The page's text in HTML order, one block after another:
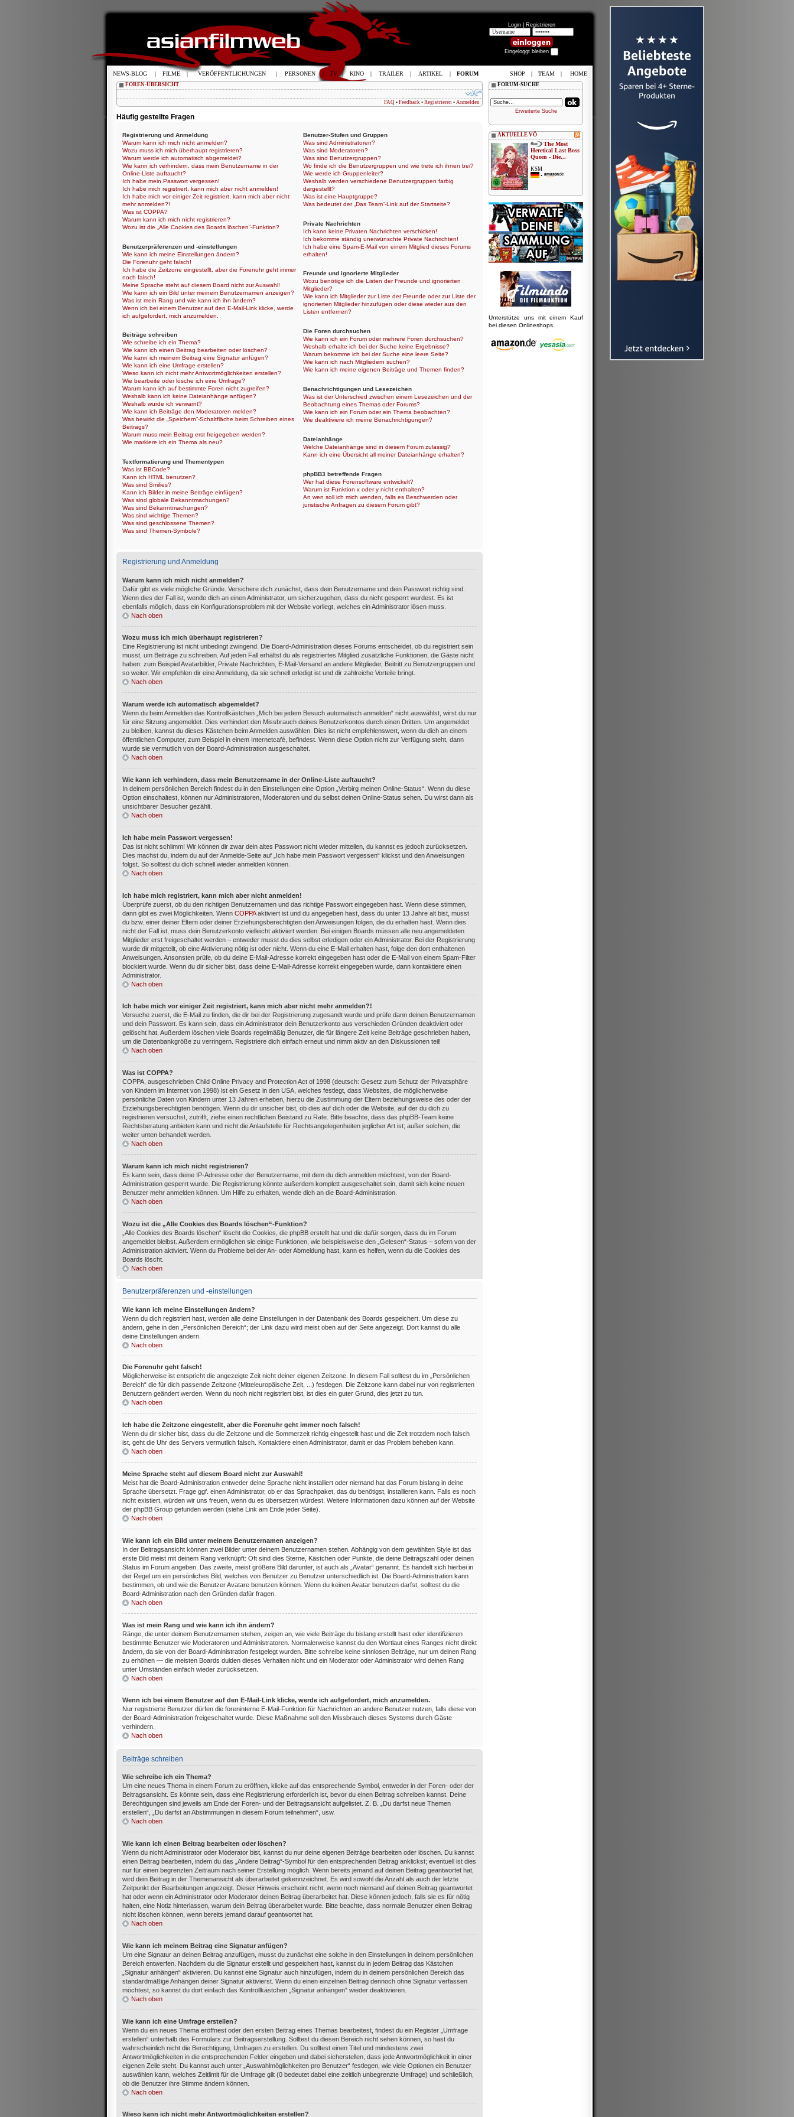
Login | Registrieren
Eingeloggt bleiben
FOREN-ÜBERSICHT
FAQ • Feedback • Registrieren • Anmelden
Häufig gestellte Fragen
Registrierung und Anmeldung
Warum kann ich mich nicht anmelden?
Wozu muss ich mich überhaupt registrieren?
Warum werde ich automatisch abgemeldet?
Wie kann ich verhindern, dass mein Benutzername in der
Online-Liste auftaucht?
Ich habe mein Passwort vergessen!
Ich habe mich registriert, kann mich aber nicht anmelden!
Ich habe mich vor einiger Zeit registriert, kann mich aber nicht
mehr anmelden?!
Was ist COPPA?
Warum kann ich mich nicht registrieren?
Wozu ist die „Alle Cookies des Boards löschen“-Funktion?
Benutzerpräferenzen und -einstellungen
Wie kann ich meine Einstellungen ändern?
Die Forenuhr geht falsch!
Ich habe die Zeitzone eingestellt, aber die Forenuhr geht immer
noch falsch!
Meine Sprache steht auf diesem Board nicht zur Auswahl!
Wie kann ich ein Bild unter meinem Benutzernamen anzeigen?
Was ist mein Rang und wie kann ich ihn ändern?
Wenn ich bei einem Benutzer auf den E-Mail-Link klicke, werde
ich aufgefordert, mich anzumelden.
Beiträge schreiben
Wie schreibe ich ein Thema?
Wie kann ich einen Beitrag bearbeiten oder löschen?
Wie kann ich meinem Beitrag eine Signatur anfügen?
Wie kann ich eine Umfrage erstellen?
Wieso kann ich nicht mehr Antwortmöglichkeiten erstellen?
Wie bearbeite oder lösche ich eine Umfrage?
Warum kann ich auf bestimmte Foren nicht zugreifen?
Weshalb kann ich keine Dateianhänge anfügen?
Weshalb wurde ich verwarnt?
Wie kann ich Beiträge den Moderatoren melden?
Was bewirkt die „Speichern“-Schaltfläche beim Schreiben eines
Beitrags?
Warum muss mein Beitrag erst freigegeben werden?
Wie markiere ich ein Thema als neu?
Textformatierung und Thementypen
Was ist BBCode?
Kann ich HTML benutzen?
Was sind Smilies?
Kann ich Bilder in meine Beiträge einfügen?
Was sind globale Bekanntmachungen?
Was sind Bekanntmachungen?
Was sind wichtige Themen?
Was sind geschlossene Themen?
Was sind Themen-Symbole?
Benutzer-Stufen und Gruppen
Was sind Administratoren?
Was sind Moderatoren?
Was sind Benutzergruppen?
Wo finde ich die Benutzergruppen und wie trete ich ihnen bei?
Wie werde ich Gruppenleiter?
Weshalb werden verschiedene Benutzergruppen farbig
dargestellt?
Was ist eine Hauptgruppe?
Was bedeutet der „Das Team“-Link auf der Startseite?
Private Nachrichten
Ich kann keine Privaten Nachrichten verschicken!
Ich bekomme ständig unerwünschte Private Nachrichten!
Ich habe eine Spam-E-Mail von einem Mitglied dieses Forums
erhalten!
Freunde und ignorierte Mitglieder
Wozu benötige ich die Listen der Freunde und ignorierten
Mitglieder?
Wie kann ich Mitglieder zur Liste der Freunde oder zur Liste der
ignorierten Mitglieder hinzufügen oder diese wieder aus den
Listen entfernen?
Die Foren durchsuchen
Wie kann ich ein Forum oder mehrere Foren durchsuchen?
Weshalb erhalte ich bei der Suche keine Ergebnisse?
Warum bekomme ich bei der Suche eine leere Seite?
Wie kann ich nach Mitgliedern suchen?
Wie kann ich meine eigenen Beiträge und Themen finden?
Benachrichtigungen und Lesezeichen
Was ist der Unterschied zwischen einem Lesezeichen und der
Beobachtung eines Themas oder Forums?
Wie kann ich ein Forum oder ein Thema beobachten?
Wie deaktiviere ich meine Benachrichtigungen?
Dateianhänge
Welche Dateianhänge sind in diesem Forum zulässig?
Kann ich eine Übersicht all meiner Dateianhänge erhalten?
phpBB3 betreffende Fragen
Wer hat diese Forensoftware entwickelt?
Warum ist Funktion x oder y nicht enthalten?
An wen soll ich mich wenden, falls es Beschwerden oder
juristische Anfragen zu diesem Forum gibt?
Registrierung und Anmeldung
Warum kann ich mich nicht anmelden?
Dafür gibt es viele mögliche Gründe. Versichere dich zunächst, dass dein Benutzername und dein Passwort richtig sind.
Wenn dies der Fall ist, wende dich an einen Administrator, um sicherzugehen, dass du nicht gesperrt wurdest. Es ist
ebenfalls möglich, dass ein Konfigurationsproblem mit der Website vorliegt, welches ein Administrator lösen muss.
Nach oben
Wozu muss ich mich überhaupt registrieren?
Eine Registrierung ist nicht unbedingt zwingend. Die Board-Administration dieses Forums entscheidet, ob du registriert sein
musst, um Beiträge zu schreiben. Auf jeden Fall erhältst du als registriertes Mitglied zusätzliche Funktionen, die Gäste nicht
haben: zum Beispiel Avatarbilder, Private Nachrichten, E-Mail-Versand an andere Mitglieder, Beitritt zu Benutzergruppen und
so weiter. Wir empfehlen dir eine Anmeldung, da sie schnell erledigt ist und dir zahlreiche Vorteile bringt.
Nach oben
Warum werde ich automatisch abgemeldet?
Wenn du beim Anmelden das Kontrollkästchen „Mich bei jedem Besuch automatisch anmelden“ nicht auswählst, wirst du nur
für eine Sitzung angemeldet. Dies verhindert den Missbrauch deines Benutzerkontos durch einen Dritten. Um angemeldet
zu bleiben, kannst du dieses Kästchen beim Anmelden auswählen. Dies ist nicht empfehlenswert, wenn du dich an einem
öffentlichen Computer, zum Beispiel in einem Internetcafé, befindest. Wenn diese Option nicht zur Verfügung steht, dann
wurde sie vermutlich von der Board-Administration ausgeschaltet.
Nach oben
Wie kann ich verhindern, dass mein Benutzername in der Online-Liste auftaucht?
In deinem persönlichen Bereich findest du in den Einstellungen eine Option „Verbirg meinen Online-Status“. Wenn du diese
Option einschaltest, können nur Administratoren, Moderatoren und du selbst deinen Online-Status sehen. Du wirst dann als
unsichtbarer Besucher gezählt.
Nach oben
Ich habe mein Passwort vergessen!
Das ist nicht schlimm! Wir können dir zwar dein altes Passwort nicht wieder mitteilen, du kannst es jedoch zurücksetzen.
Dies machst du, indem du auf der Anmelde-Seite auf „Ich habe mein Passwort vergessen“ klickst und den Anweisungen
folgst. So solltest du dich schnell wieder anmelden können.
Nach oben
Ich habe mich registriert, kann mich aber nicht anmelden!
Überprüfe zuerst, ob du den richtigen Benutzernamen und das richtige Passwort eingegeben hast. Wenn diese stimmen,
dann gibt es zwei Möglichkeiten. Wenn COPPAaktiviert ist und du angegeben hast, dass du unter 13 Jahre alt bist, musst
du bzw. einer deiner Eltern oder deiner Erziehungsberechtigten den Anweisungen folgen, die du erhalten hast. Wenn dies
nicht der Fall ist, muss dein Benutzerkonto vielleicht aktiviert werden. Bei einigen Boards müssen alle neu angemeldeten
Mitglieder erst freigeschaltet werden – entweder musst du dies selbst erledigen oder ein Administrator. Bei der Registrierung
wurde dir mitgeteilt, ob eine Aktivierung nötig ist oder nicht. Wenn du eine E-Mail erhalten hast, folge den dort enthaltenen
Anweisungen. Ansonsten prüfe, ob du deine E-Mail-Adresse korrekt eingegeben hast oder die E-Mail von einem Spam-Filter
blockiert wurde. Wenn du dir sicher bist, dass deine E-Mail-Adresse korrekt eingegeben wurde, dann kontaktiere einen
Administrator.
Nach oben
Ich habe mich vor einiger Zeit registriert, kann mich aber nicht mehr anmelden?!
Versuche zuerst, die E-Mail zu finden, die dir bei der Registrierung zugesandt wurde und prüfe dann deinen Benutzernamen
und dein Passwort. Es kann sein, dass ein Administrator dein Benutzerkonto aus verschieden Gründen deaktiviert oder
gelöscht hat. Außerdem löschen viele Boards regelmäßig Benutzer, die für längere Zeit keine Beiträge geschrieben haben,
um die Datenbankgröße zu verringern. Registriere dich einfach erneut und nimm aktiv an den Diskussionen teil!
Nach oben
Was ist COPPA?
COPPA, ausgeschrieben Child Online Privacy and Protection Act of 1998 (deutsch: Gesetz zum Schutz der Privatsphäre
von Kindern im Internet von 1998) ist ein Gesetz in den USA, welches festlegt, dass Websites, die möglicherweise
persönliche Daten von Kindern unter 13 Jahren erheben, hierzu die Zustimmung der Eltern beziehungsweise des oder der
Erziehungsberechtigten benötigen. Wenn du dir unsicher bist, ob dies auf dich oder die Website, auf der du dich zu
registrieren versuchst, zutrifft, ziehe einen rechtlichen Beistand zu Rate. Bitte beachte, dass das phpBB-Team keine
Rechtsberatung anbieten kann und nicht die Anlaufstelle für Rechtsangelegenheiten jeglicher Art ist; außer solchen, die
weiter unten behandelt werden.
Nach oben
Warum kann ich mich nicht registrieren?
Es kann sein, dass deine IP-Adresse oder der Benutzername, mit dem du dich anmelden möchtest, von der Board-
Administration gesperrt wurde. Die Registrierung könnte außerdem komplett ausgeschaltet sein, damit sich keine neuen
Benutzer mehr anmelden können. Um Hilfe zu erhalten, wende dich an die Board-Administration.
Nach oben
Wozu ist die „Alle Cookies des Boards löschen“-Funktion?
„Alle Cookies des Boards löschen“ löscht die Cookies, die phpBB erstellt hat und die dafür sorgen, dass du im Forum
angemeldet bleibst. Außerdem ermöglichen sie einige Funktionen, wie beispielsweise den „Gelesen“-Status – sofern von der
Administration aktiviert. Wenn du Probleme bei der An- oder Abmeldung hast, kann es helfen, wenn du die Cookies des
Boards löscht.
Nach oben
Benutzerpräferenzen und -einstellungen
Wie kann ich meine Einstellungen ändern?
Wenn du dich registriert hast, werden alle deine Einstellungen in der Datenbank des Boards gespeichert. Um diese zu
ändern, gehe in den „Persönlichen Bereich“; der Link dazu wird meist oben auf der Seite angezeigt. Dort kannst du alle
deine Einstellungen ändern.
Nach oben
Die Forenuhr geht falsch!
Möglicherweise ist entspricht die angezeigte Zeit nicht deiner eigenen Zeitzone. In diesem Fall solltest du im „Persönlichen
Bereich“ die für dich passende Zeitzone (Mitteleuropäische Zeit, ...) festlegen. Die Zeitzone kann dabei nur von registrierten
Benutzern geändert werden. Wenn du noch nicht registriert bist, ist dies ein guter Grund, dies jetzt zu tun.
Nach oben
Ich habe die Zeitzone eingestellt, aber die Forenuhr geht immer noch falsch!
Wenn du dir sicher bist, dass du die Zeitzone und die Sommerzeit richtig eingestellt hast und die Zeit trotzdem noch falsch
ist, geht die Uhr des Servers vermutlich falsch. Kontaktiere einen Administrator, damit er das Problem beheben kann.
Nach oben
Meine Sprache steht auf diesem Board nicht zur Auswahl!
Meist hat die Board-Administration entweder deine Sprache nicht installiert oder niemand hat das Forum bislang in deine
Sprache übersetzt. Frage ggf. einen Administrator, ob er das Sprachpaket, das du benötigst, installieren kann. Falls es noch
nicht existiert, würden wir uns freuen, wenn du es übersetzen würdest. Weitere Informationen dazu können auf der Website
der phpBB Group gefunden werden (siehe Link am Ende jeder Seite).
Nach oben
Wie kann ich ein Bild unter meinem Benutzernamen anzeigen?
In der Beitragsansicht können zwei Bilder unter deinem Benutzernamen stehen. Abhängig von dem gewählten Style ist das
erste Bild meist mit deinem Rang verknüpft: Oft sind dies Sterne, Kästchen oder Punkte, die deine Beitragszahl oder deinen
Status im Forum angeben. Das zweite, meist größere Bild darunter, ist auch als „Avatar“ genannt. Es handelt sich hierbei in
der Regel um ein persönliches Bild, welches von Benutzer zu Benutzer unterschiedlich ist. Die Board-Administration kann
bestimmen, ob und wie die Benutzer Avatare benutzen können. Wenn du keinen Avatar benutzen darfst, solltest du die
Board-Administration nach den Gründen dafür fragen.
Nach oben
Was ist mein Rang und wie kann ich ihn ändern?
Ränge, die unter deinem Benutzernamen stehen, zeigen an, wie viele Beiträge du bislang erstellt hast oder identifizieren
bestimmte Benutzer wie Moderatoren und Administratoren. Normalerweise kannst du den Wortlaut eines Ranges nicht direkt
ändern, da sie von der Board-Administration festgelegt wurden. Bitte schreibe keine sinnlosen Beiträge, nur um deinen Rang
zu erhöhen — die meisten Boards dulden dieses Verhalten nicht und ein Moderator oder Administrator wird deinen Rang
unter Umständen einfach wieder zurücksetzen.
Nach oben
Wenn ich bei einem Benutzer auf den E-Mail-Link klicke, werde ich aufgefordert, mich anzumelden.
Nur registrierte Benutzer dürfen die foreninterne E-Mail-Funktion für Nachrichten an andere Benutzer nutzen, falls diese von
der Board-Administration freigeschaltet wurde. Diese Maßnahme soll den Missbrauch dieses Systems durch Gäste
verhindern.
Nach oben
Beiträge schreiben
Wie schreibe ich ein Thema?
Um eine neues Thema in einem Forum zu eröffnen, klicke auf das entsprechende Symbol, entweder in der Foren- oder der
Beitragsansicht. Es könnte sein, dass eine Registrierung erforderlich ist, bevor du einen Beitrag schreiben kannst. Deine
Berechtigungen sind jeweils am Ende der Foren- und der Beitragsansicht aufgelistet. Z. B. „Du darfst neue Themen
erstellen“, „Du darfst an Abstimmungen in diesem Forum teilnehmen“, usw.
Nach oben
Wie kann ich einen Beitrag bearbeiten oder löschen?
Wenn du nicht Administrator oder Moderator bist, kannst du nur deine eigenen Beiträge bearbeiten oder löschen. Du kannst
einen Beitrag bearbeiten, indem du das „Ändere Beitrag“-Symbol für den entsprechenden Beitrag anklickst; eventuell ist dies
nur für einen begrenzten Zeitraum nach seiner Erstellung möglich. Wenn bereits jemand auf deinen Beitrag geantwortet hat,
wird dein Beitrag in der Themenansicht als überarbeitet gekennzeichnet. Es wird sowohl die Anzahl als auch der letzte
Zeitpunkt der Bearbeitungen angezeigt. Dieser Hinweis erscheint nicht, wenn noch niemand auf deinen Beitrag geantwortet
hat oder wenn ein Administrator oder Moderator deinen Beitrag überarbeitet hat. Diese können jedoch, falls sie es für nötig
halten, eine Notiz hinterlassen, warum dein Beitrag überarbeitet wurde. Bitte beachte, dass normale Benutzer einen Beitrag
nicht löschen können, wenn bereits jemand darauf geantwortet hat.
Nach oben
Wie kann ich meinem Beitrag eine Signatur anfügen?
Um eine Signatur an deinen Beitrag anzufügen, musst du zunächst eine solche in den Einstellungen in deinem persönlichen
Bereich entwerfen. Nachdem du die Signatur erstellt und gespeichert hast, kannst du in jedem Beitrag das Kästchen
„Signatur anhängen“ aktivieren. Du kannst eine Signatur auch hinzufügen, indem du in deinem persönlichen Bereich das
standardmäßige Anhängen deiner Signatur aktivierst. Wenn du einen einzelnen Beitrag dennoch ohne Signatur verfassen
möchtest, so kannst du dort einfach das Kontrollkästchen „Signatur anhängen“ wieder deaktivieren.
Nach oben
Wie kann ich eine Umfrage erstellen?
Wenn du ein neues Thema eröffnest oder den ersten Beitrag eines Themas bearbeitest, findest du ein Register „Umfrage
erstellen“ unterhalb des Formulars zur Beitragserstellung. Solltest du diesen Bereich nicht sehen können, so hast du
wahrscheinlich nicht die Berechtigung, Umfragen zu erstellen. Du solltest einen Titel und mindestens zwei
Antwortmöglichkeiten in die entsprechenden Felder eingeben und dabei sicherstellen, dass jede Antwortmöglichkeit in einer
eigenen Zeile steht. Du kannst auch unter „Auswahlmöglichkeiten pro Benutzer“ festlegen, wie viele Optionen ein Benutzer
auswählen kann, welches Zeitlimit für die Umfrage gilt (0 bedeutet dabei eine zeitlich unbegrenzte Umfrage) und schließlich,
ob die Benutzer ihre Stimme ändern können.
Nach oben
Wieso kann ich nicht mehr Antwortmöglichkeiten erstellen?
FORUM-SUCHE
Erweiterte Suche
AKTUELLE VÖ
The Most
Heretical Last Boss
Queen - Die...
KSM
•
Unterstütze uns mit einem Kauf
bei diesen Onlineshops
NEWS-BLOG | FILME | VERÖFFENTLICHUNGEN | PERSONEN | TV | KINO | TRAILER | ARTIKEL | FORUM SHOP | TEAM | HOME